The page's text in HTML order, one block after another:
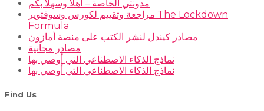
مدونتي الخاصة – أهلا وسهلا بكم
مراجعة وتقييم لكورس وسوفتوير The Lockdown
Formula
مصادر كيندل لنشر الكتب على منصة أمازون
مصادر مجانية
نماذج الذكاء الاصطناعي التي أوصي بها
نماذج الذكاء الاصطناعي التي أوصي بها
Find Us